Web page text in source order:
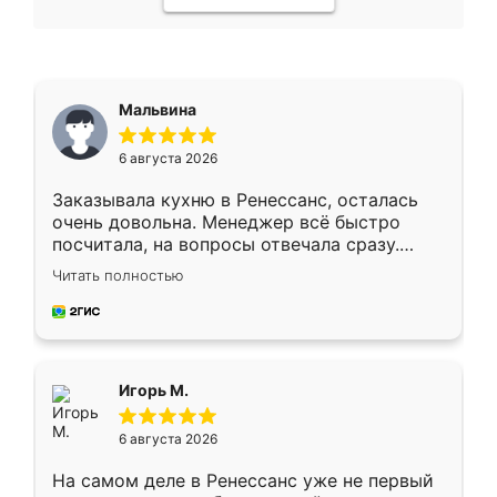
Мальвина
6 августа 2026
Заказывала кухню в Ренессанс, осталась
очень довольна. Менеджер всё быстро
посчитала, на вопросы отвечала сразу.
Замерщик приехал в субботу, подошёл к
делу со всей ответственностью. Собрали
за день, ребята работали аккуратно, даже
Читать полностью
Игорь М.
6 августа 2026
На самом деле в Ренессанс уже не первый